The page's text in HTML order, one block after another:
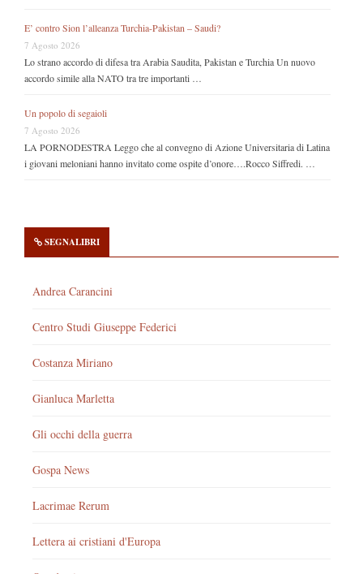
E’ contro Sion l’alleanza Turchia-Pakistan – Saudi?
7 Agosto 2026
Lo strano accordo di difesa tra Arabia Saudita, Pakistan e Turchia Un nuovo
accordo simile alla NATO tra tre importanti …
Un popolo di segaioli
7 Agosto 2026
LA PORNODESTRA Leggo che al convegno di Azione Universitaria di Latina
i giovani meloniani hanno invitato come ospite d’onore….Rocco Siffredi. …
SEGNALIBRI
Andrea Carancini
Centro Studi Giuseppe Federici
Costanza Miriano
Gianluca Marletta
Gli occhi della guerra
Gospa News
Lacrimae Rerum
Lettera ai cristiani d'Europa